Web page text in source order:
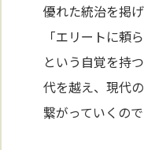
優れた統治を掲
「エリートに頼
という自覚を持
代を越え、現代
繋がっていくので